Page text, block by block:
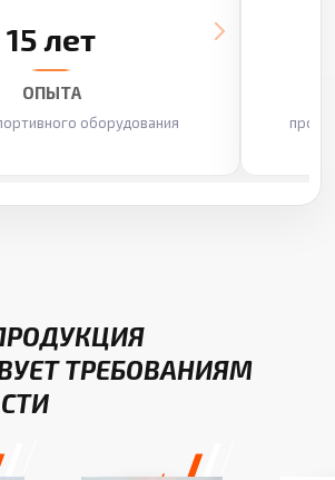
15 лет
ОПЫТА
оборудования
ТРЕБОВАНИЯМ